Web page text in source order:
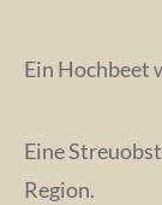
Ein Hochbeet
Eine
Region.